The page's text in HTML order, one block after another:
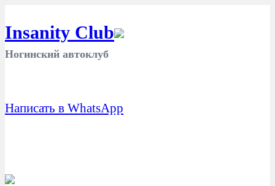
Insanity Club
Ногинский автоклуб
Написать в WhatsApp